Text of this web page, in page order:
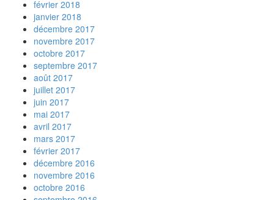
février 2018
janvier 2018
décembre 2017
novembre 2017
octobre 2017
septembre 2017
août 2017
juillet 2017
juin 2017
mai 2017
avril 2017
mars 2017
février 2017
décembre 2016
novembre 2016
octobre 2016